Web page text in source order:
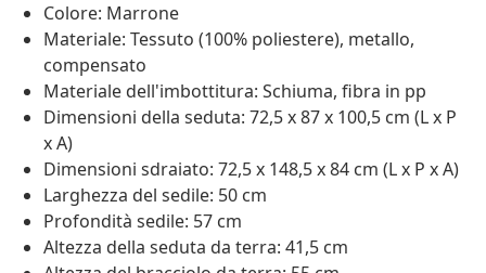
Colore: Marrone
Materiale: Tessuto (100% poliestere), metallo,
compensato
Materiale dell'imbottitura: Schiuma, fibra in pp
Dimensioni della seduta: 72,5 x 87 x 100,5 cm (L x P
x A)
Dimensioni sdraiato: 72,5 x 148,5 x 84 cm (L x P x A)
Larghezza del sedile: 50 cm
Profondità sedile: 57 cm
Altezza della seduta da terra: 41,5 cm